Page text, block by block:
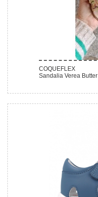
COQUEFLEX
Sandalia Verea Butter